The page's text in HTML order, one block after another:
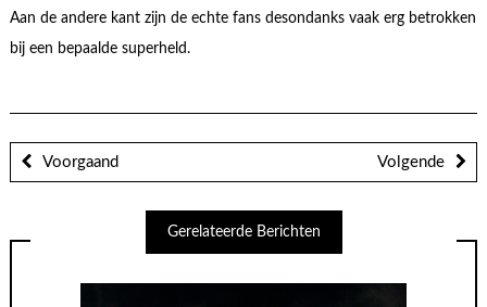
Aan de andere kant zijn de echte fans desondanks vaak erg betrokken
bij een bepaalde superheld.
Voorgaand Volgende
Gerelateerde Berichten